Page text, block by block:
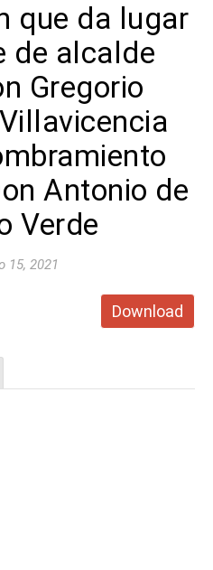
que da lugar
de alcalde
Gregorio
Antonio de
Verde
15, 2021
Download